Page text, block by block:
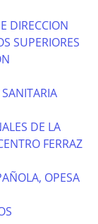
DIRECCION
SUPERIORES
DE LA
FERRAZ
OPESA